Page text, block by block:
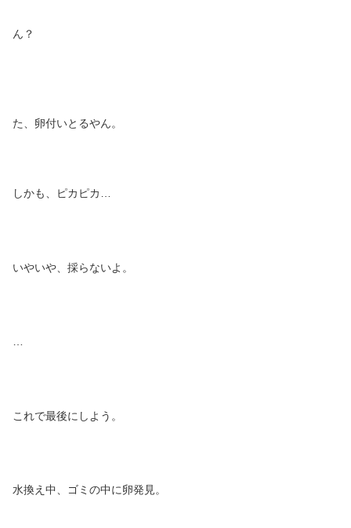
ん？
た、卵付いとるやん。
しかも、ピカピカ…
いやいや、採らないよ。
これで最後にしよう。
水換え中、ゴミの中に卵発見。